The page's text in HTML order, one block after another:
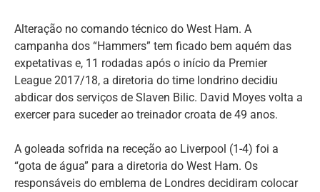
Alteração no comando técnico do West Ham. A
campanha dos “Hammers” tem ficado bem aquém das
expetativas e, 11 rodadas após o início da Premier
League 2017/18, a diretoria do time londrino decidiu
abdicar dos serviços de Slaven Bilic. David Moyes volta a
exercer para suceder ao treinador croata de 49 anos.
A goleada sofrida na receção ao Liverpool (1-4) foi a
“gota de água” para a diretoria do West Ham. Os
responsáveis do emblema de Londres decidiram colocar